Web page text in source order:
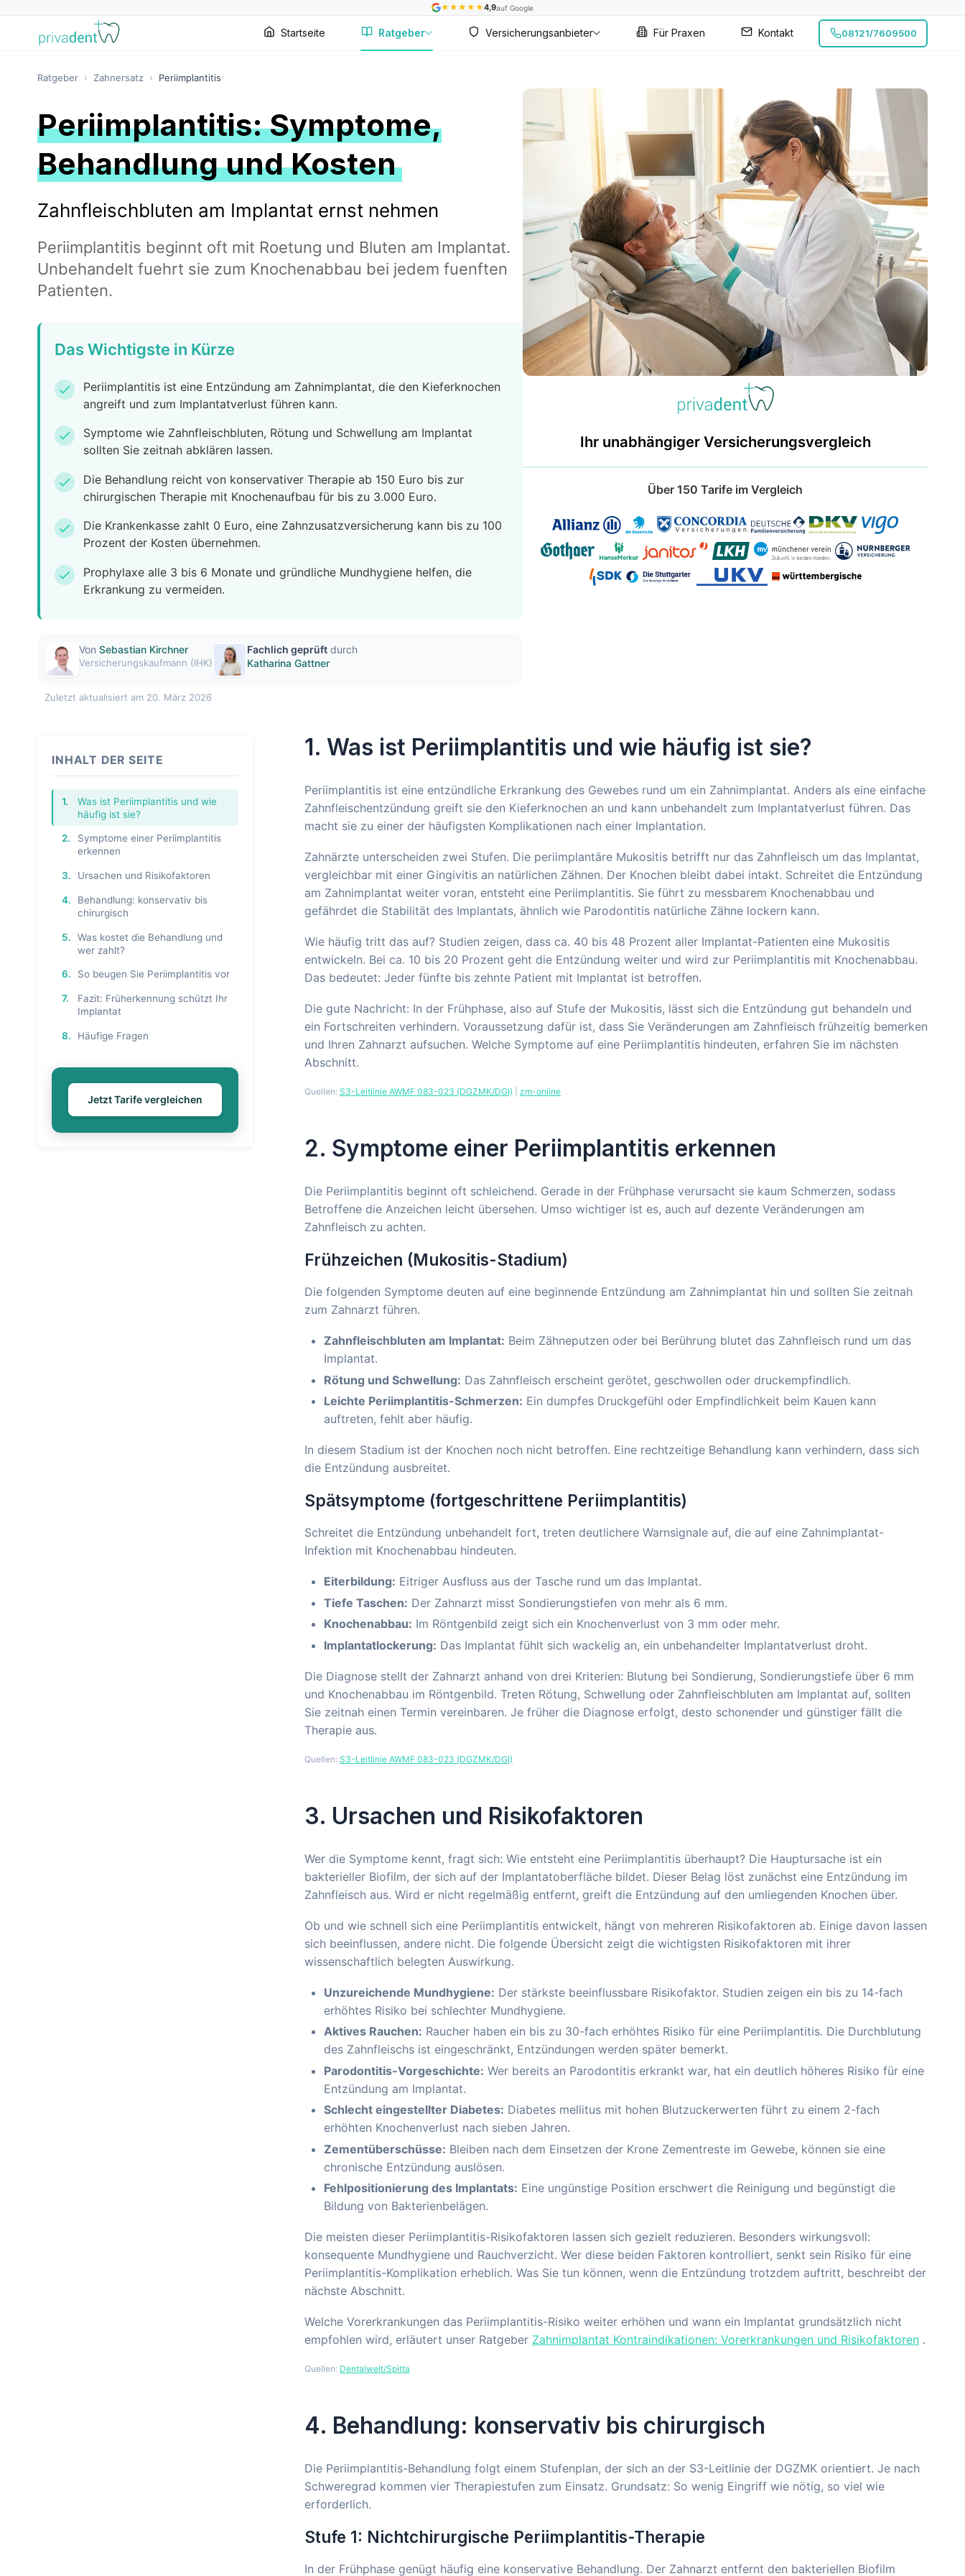
★ ★ ★ ★ ★4,9auf Google
Startseite Ratgeber Versicherungsanbieter Für Praxen Kontakt 08121/7609500
Ratgeber › Zahnersatz › Periimplantitis
Periimplantitis: Symptome,
Behandlung und Kosten
Zahnfleischbluten am Implantat ernst nehmen
Periimplantitis beginnt oft mit Roetung und Bluten am Implantat.
Unbehandelt fuehrt sie zum Knochenabbau bei jedem fuenften
Patienten.
Das Wichtigste in Kürze
check
Periimplantitis ist eine Entzündung am Zahnimplantat, die den Kieferknochen
angreift und zum Implantatverlust führen kann.
check
Symptome wie Zahnfleischbluten, Rötung und Schwellung am Implantat
sollten Sie zeitnah abklären lassen.
check
Die Behandlung reicht von konservativer Therapie ab 150 Euro bis zur
chirurgischen Therapie mit Knochenaufbau für bis zu 3.000 Euro.
check
Die Krankenkasse zahlt 0 Euro, eine Zahnzusatzversicherung kann bis zu 100
Prozent der Kosten übernehmen.
check
Prophylaxe alle 3 bis 6 Monate und gründliche Mundhygiene helfen, die
Erkrankung zu vermeiden.
Von Sebastian Kirchner
Versicherungskaufmann (IHK)
Fachlich geprüft durch
Katharina Gattner
Zuletzt aktualisiert am 20. März 2026
Ihr unabhängiger Versicherungsvergleich
Über 150 Tarife im Vergleich
INHALT DER SEITE
1.
Was ist Periimplantitis und wie
häufig ist sie?
2.
Symptome einer Periimplantitis
erkennen
3. Ursachen und Risikofaktoren
4.
Behandlung: konservativ bis
chirurgisch
5.
Was kostet die Behandlung und
wer zahlt?
6. So beugen Sie Periimplantitis vor
7.
Fazit: Früherkennung schützt Ihr
Implantat
8. Häufige Fragen
Jetzt Tarife vergleichen
1. Was ist Periimplantitis und wie häufig ist sie?
Periimplantitis ist eine entzündliche Erkrankung des Gewebes rund um ein Zahnimplantat. Anders als eine einfache
Zahnfleischentzündung greift sie den Kieferknochen an und kann unbehandelt zum Implantatverlust führen. Das
macht sie zu einer der häufigsten Komplikationen nach einer Implantation.
Zahnärzte unterscheiden zwei Stufen. Die periimplantäre Mukositis betrifft nur das Zahnfleisch um das Implantat,
vergleichbar mit einer Gingivitis an natürlichen Zähnen. Der Knochen bleibt dabei intakt. Schreitet die Entzündung
am Zahnimplantat weiter voran, entsteht eine Periimplantitis. Sie führt zu messbarem Knochenabbau und
gefährdet die Stabilität des Implantats, ähnlich wie Parodontitis natürliche Zähne lockern kann.
Wie häufig tritt das auf? Studien zeigen, dass ca. 40 bis 48 Prozent aller Implantat-Patienten eine Mukositis
entwickeln. Bei ca. 10 bis 20 Prozent geht die Entzündung weiter und wird zur Periimplantitis mit Knochenabbau.
Das bedeutet: Jeder fünfte bis zehnte Patient mit Implantat ist betroffen.
Die gute Nachricht: In der Frühphase, also auf Stufe der Mukositis, lässt sich die Entzündung gut behandeln und
ein Fortschreiten verhindern. Voraussetzung dafür ist, dass Sie Veränderungen am Zahnfleisch frühzeitig bemerken
und Ihren Zahnarzt aufsuchen. Welche Symptome auf eine Periimplantitis hindeuten, erfahren Sie im nächsten
Abschnitt.
Quellen: S3-Leitlinie AWMF 083-023 (DGZMK/DGI) zm-online
2. Symptome einer Periimplantitis erkennen
Die Periimplantitis beginnt oft schleichend. Gerade in der Frühphase verursacht sie kaum Schmerzen, sodass
Betroffene die Anzeichen leicht übersehen. Umso wichtiger ist es, auch auf dezente Veränderungen am
Zahnfleisch zu achten.
Frühzeichen (Mukositis-Stadium)
Die folgenden Symptome deuten auf eine beginnende Entzündung am Zahnimplantat hin und sollten Sie zeitnah
zum Zahnarzt führen.
Zahnfleischbluten am Implantat: Beim Zähneputzen oder bei Berührung blutet das Zahnfleisch rund um das
Implantat.
Rötung und Schwellung: Das Zahnfleisch erscheint gerötet, geschwollen oder druckempfindlich.
Leichte Periimplantitis-Schmerzen: Ein dumpfes Druckgefühl oder Empfindlichkeit beim Kauen kann
auftreten, fehlt aber häufig.
In diesem Stadium ist der Knochen noch nicht betroffen. Eine rechtzeitige Behandlung kann verhindern, dass sich
die Entzündung ausbreitet.
Spätsymptome (fortgeschrittene Periimplantitis)
Schreitet die Entzündung unbehandelt fort, treten deutlichere Warnsignale auf, die auf eine Zahnimplantat-
Infektion mit Knochenabbau hindeuten.
Eiterbildung: Eitriger Ausfluss aus der Tasche rund um das Implantat.
Tiefe Taschen: Der Zahnarzt misst Sondierungstiefen von mehr als 6 mm.
Knochenabbau: Im Röntgenbild zeigt sich ein Knochenverlust von 3 mm oder mehr.
Implantatlockerung: Das Implantat fühlt sich wackelig an, ein unbehandelter Implantatverlust droht.
Die Diagnose stellt der Zahnarzt anhand von drei Kriterien: Blutung bei Sondierung, Sondierungstiefe über 6 mm
und Knochenabbau im Röntgenbild. Treten Rötung, Schwellung oder Zahnfleischbluten am Implantat auf, sollten
Sie zeitnah einen Termin vereinbaren. Je früher die Diagnose erfolgt, desto schonender und günstiger fällt die
Therapie aus.
Quellen: S3-Leitlinie AWMF 083-023 (DGZMK/DGI)
3. Ursachen und Risikofaktoren
Wer die Symptome kennt, fragt sich: Wie entsteht eine Periimplantitis überhaupt? Die Hauptursache ist ein
bakterieller Biofilm, der sich auf der Implantatoberfläche bildet. Dieser Belag löst zunächst eine Entzündung im
Zahnfleisch aus. Wird er nicht regelmäßig entfernt, greift die Entzündung auf den umliegenden Knochen über.
Ob und wie schnell sich eine Periimplantitis entwickelt, hängt von mehreren Risikofaktoren ab. Einige davon lassen
sich beeinflussen, andere nicht. Die folgende Übersicht zeigt die wichtigsten Risikofaktoren mit ihrer
wissenschaftlich belegten Auswirkung.
Unzureichende Mundhygiene: Der stärkste beeinflussbare Risikofaktor. Studien zeigen ein bis zu 14-fach
erhöhtes Risiko bei schlechter Mundhygiene.
Aktives Rauchen: Raucher haben ein bis zu 30-fach erhöhtes Risiko für eine Periimplantitis. Die Durchblutung
des Zahnfleischs ist eingeschränkt, Entzündungen werden später bemerkt.
Parodontitis-Vorgeschichte: Wer bereits an Parodontitis erkrankt war, hat ein deutlich höheres Risiko für eine
Entzündung am Implantat.
Schlecht eingestellter Diabetes: Diabetes mellitus mit hohen Blutzuckerwerten führt zu einem 2-fach
erhöhten Knochenverlust nach sieben Jahren.
Zementüberschüsse: Bleiben nach dem Einsetzen der Krone Zementreste im Gewebe, können sie eine
chronische Entzündung auslösen.
Fehlpositionierung des Implantats: Eine ungünstige Position erschwert die Reinigung und begünstigt die
Bildung von Bakterienbelägen.
Die meisten dieser Periimplantitis-Risikofaktoren lassen sich gezielt reduzieren. Besonders wirkungsvoll:
konsequente Mundhygiene und Rauchverzicht. Wer diese beiden Faktoren kontrolliert, senkt sein Risiko für eine
Periimplantitis-Komplikation erheblich. Was Sie tun können, wenn die Entzündung trotzdem auftritt, beschreibt der
nächste Abschnitt.
Welche Vorerkrankungen das Periimplantitis-Risiko weiter erhöhen und wann ein Implantat grundsätzlich nicht
empfohlen wird, erläutert unser Ratgeber Zahnimplantat Kontraindikationen: Vorerkrankungen und Risikofaktoren .
Quellen: Dentalwelt/Spitta
4. Behandlung: konservativ bis chirurgisch
Die Periimplantitis-Behandlung folgt einem Stufenplan, der sich an der S3-Leitlinie der DGZMK orientiert. Je nach
Schweregrad kommen vier Therapiestufen zum Einsatz. Grundsatz: So wenig Eingriff wie nötig, so viel wie
erforderlich.
Stufe 1: Nichtchirurgische Periimplantitis-Therapie
In der Frühphase genügt häufig eine konservative Behandlung. Der Zahnarzt entfernt den bakteriellen Biofilm